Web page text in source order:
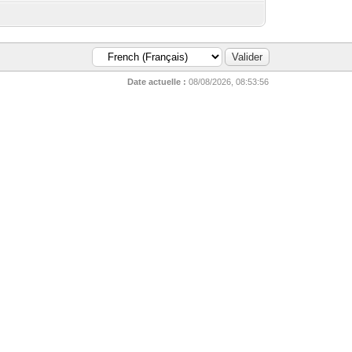
Date actuelle : 08/08/2026, 08:53:56